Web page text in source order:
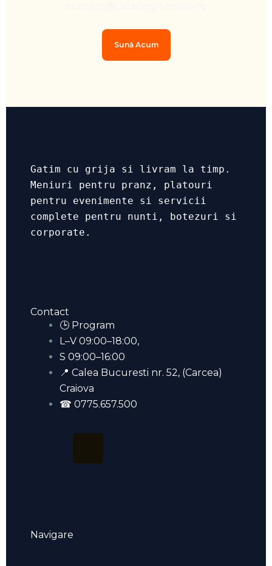
Sună Acum
Gatim cu grija si livram la timp.
Meniuri pentru pranz, platouri
pentru evenimente si servicii
complete pentru nunti, botezuri si
corporate.
Contact
🕒 Program
L–V 09:00–18:00,
S 09:00–16:00
📍 Calea Bucuresti nr. 52, (Carcea)
Craiova
☎ 0775.657.500
e
T
Navigare